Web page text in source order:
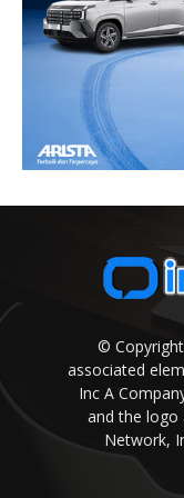
©
associated
Inc A
and the logo
Network,